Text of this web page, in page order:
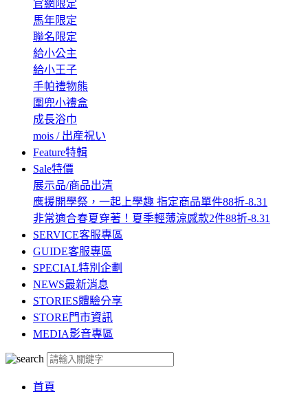
官網限定
馬年限定
聯名限定
給小公主
給小王子
手帕禮物熊
圍兜小禮盒
成長浴巾
mois / 出産祝い
Feature特輯
Sale特價
展示品/商品出清
應援開學祭，一起上學趣 指定商品單件88折-8.31
非常適合春夏穿著！夏季輕薄涼感款2件88折-8.31
SERVICE客服專區
GUIDE客服專區
SPECIAL特別企劃
NEWS最新消息
STORIES體驗分享
STORE門市資訊
MEDIA影音專區
首頁